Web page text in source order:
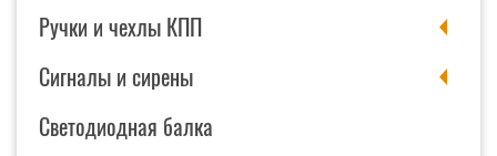
Ручки и чехлы КПП
Сигналы и сирены
Светодиодная балка